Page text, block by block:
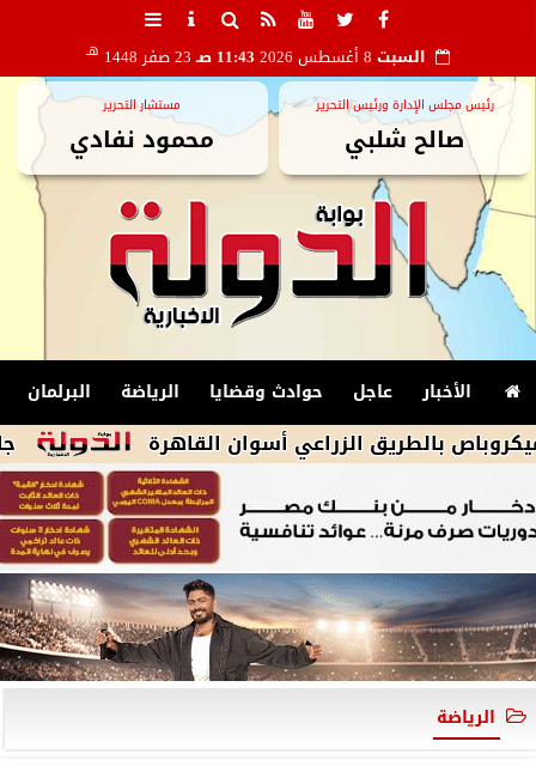
السبت 11:43 صـ 23 صفر 1448 هـ
رئيس مجلس الإدارة ورئيس التحرير
صالح شلبي
مستشار التحرير
محمود نفادي
الأخبار عاجل حوادث وقضايا الرياضة البرلمان
جامعة
الرياضة